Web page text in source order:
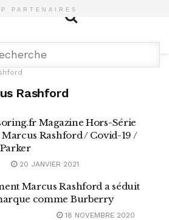
PARTENAIRES
Rashford
Magazine Hors-Série
Marcus Rashford / Covid-19 /
20 JANVIER 2021
Marcus Rashford a séduit
comme Burberry
18 NOVEMBRE 2020